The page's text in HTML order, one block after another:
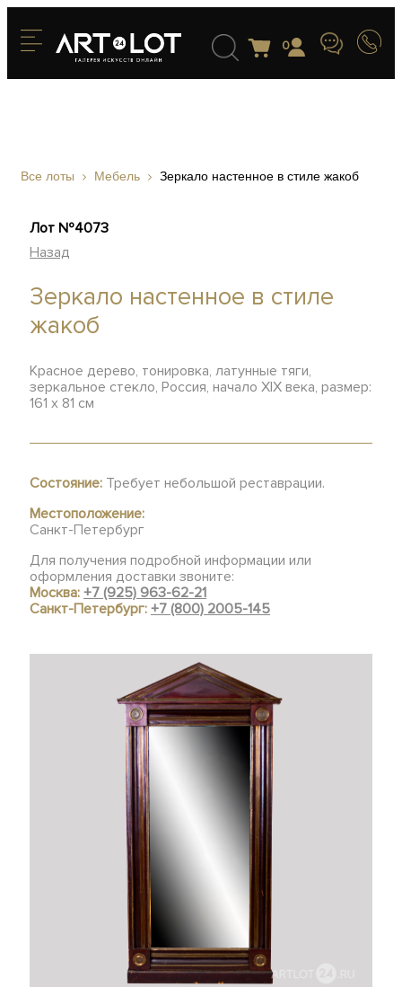
0
Все лоты Мебель Зеркало настенное в стиле жакоб
Лот №4073
Назад
Зеркало настенное в стиле
жакоб
Красное дерево, тонировка, латунные тяги,
зеркальное стекло, Россия, начало XIX века, размер:
161 х 81 см
Состояние: Требует небольшой реставрации.
Местоположение:
Санкт-Петербург
Для получения подробной информации или
оформления доставки звоните:
Москва:+7 (925) 963-62-21
Санкт-Петербург:+7 (800) 2005-145